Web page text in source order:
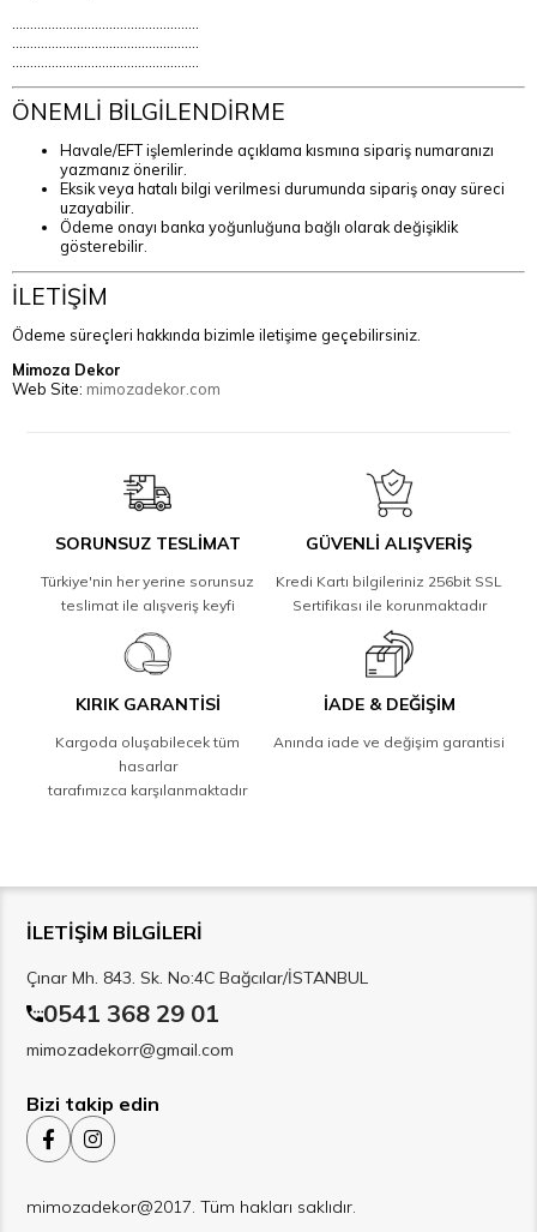
....................................................
....................................................
....................................................
ÖNEMLİ BİLGİLENDİRME
Havale/EFT işlemlerinde açıklama kısmına sipariş numaranızı
yazmanız önerilir.
Eksik veya hatalı bilgi verilmesi durumunda sipariş onay süreci
uzayabilir.
Ödeme onayı banka yoğunluğuna bağlı olarak değişiklik
gösterebilir.
İLETİŞİM
Ödeme süreçleri hakkında bizimle iletişime geçebilirsiniz.
Mimoza Dekor
Web Site: mimozadekor.com
SORUNSUZ TESLİMAT
Türkiye'nin her yerine sorunsuz
teslimat ile alışveriş keyfi
GÜVENLİ ALIŞVERİŞ
Kredi Kartı bilgileriniz 256bit SSL
Sertifikası ile korunmaktadır
KIRIK GARANTİSİ
Kargoda oluşabilecek tüm
hasarlar
tarafımızca karşılanmaktadır
İADE & DEĞİŞİM
Anında iade ve değişim garantisi
İLETİŞİM BİLGİLERİ
Çınar Mh. 843. Sk. No:4C Bağcılar/İSTANBUL
0541 368 29 01
mimozadekorr@gmail.com
Bizi takip edin
mimozadekor@2017. Tüm hakları saklıdır.